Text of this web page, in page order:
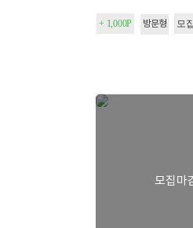
+ 1,000P 방문형 모
모집마